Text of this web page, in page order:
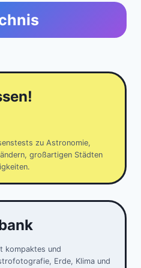
zu Astronomie,
großartigen Städten
kompaktes und
Erde, Klima und